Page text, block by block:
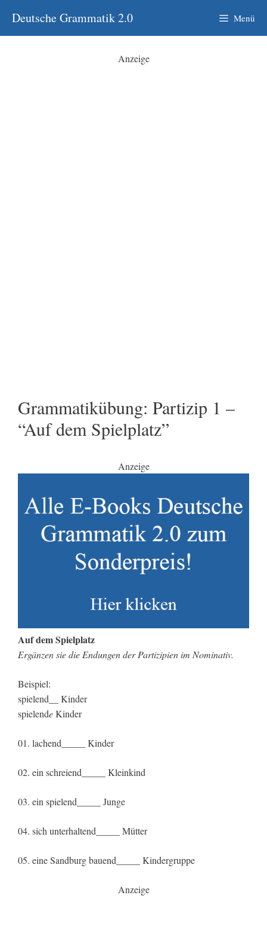
Inhalt
springen
Deutsche Grammatik 2.0 Menü
Anzeige
Grammatikübung: Partizip 1 –
“Auf dem Spielplatz”
Anzeige
Auf dem Spielplatz
Ergänzen sie die Endungen der Partizipien im Nominativ.
Beispiel:
spielend__ Kinder
spielendeKinder
01. lachend_____ Kinder
02. ein schreiend_____ Kleinkind
03. ein spielend_____ Junge
04. sich unterhaltend_____ Mütter
05. eine Sandburg bauend_____ Kindergruppe
Anzeige